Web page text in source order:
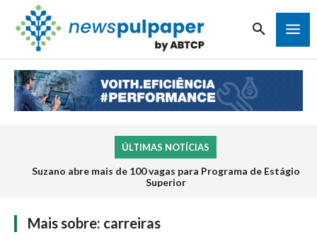
ÚLTIMAS NOTÍCIAS
Suzano abre mais de 100 vagas para Programa de Estágio
Superior
Mais sobre: carreiras